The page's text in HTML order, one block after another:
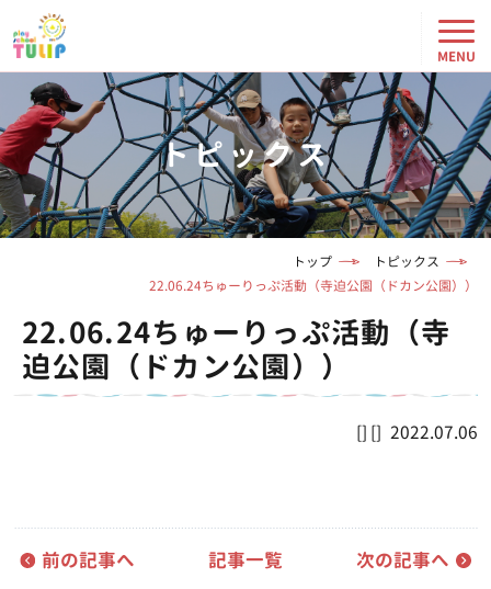
トピックス
トップ
トピックス
22.06.24ちゅーりっぷ活動（寺迫公園（ドカン公園））
22.06.24ちゅーりっぷ活動（寺
迫公園（ドカン公園））
2022.07.06
前の記事へ 記事一覧 次の記事へ